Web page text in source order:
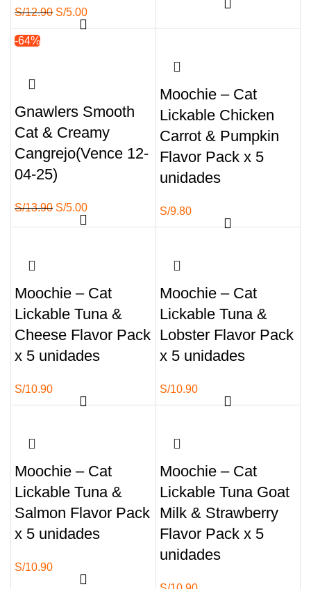
S/12.90 El
precio
S/5.00El
precio
precio
originalactual
-64%
Gnawlers Smooth
Cat & Creamy
Cangrejo(Vence 12-
04-25)
S/13.90 El
precio
S/5.00El
precio
Moochie – Cat
Lickable Chicken
Carrot & Pumpkin
Flavor Pack x 5
unidades
S/9.80
Moochie – Cat
Lickable Tuna &
Cheese Flavor Pack
x 5 unidades
S/10.90
Moochie – Cat
Lickable Tuna &
Lobster Flavor Pack
x 5 unidades
S/10.90
Moochie – Cat
Lickable Tuna &
Salmon Flavor Pack
x 5 unidades
S/10.90
Moochie – Cat
Lickable Tuna Goat
Milk & Strawberry
Flavor Pack x 5
unidades